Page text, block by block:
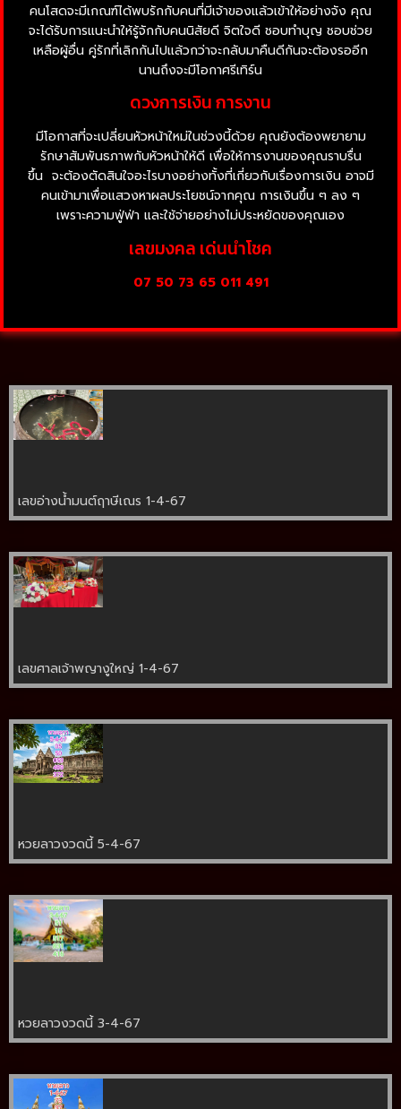
คนโสดจะมีเกณฑ์ได้พบรักกับคนที่มีเจ้าของแล้วเข้าให้อย่างจัง คุณ
จะได้รับการแนะนำให้รู้จักกับคนนิสัยดี จิตใจดี ชอบทำบุญ ชอบช่วย
เหลือผู้อื่น คู่รักที่เลิกกันไปแล้วกว่าจะกลับมาคืนดีกันจะต้องรออีก
นานถึงจะมีโอกาศรีเทิร์น
ดวงการเงิน การงาน
มีโอกาสที่จะเปลี่ยนหัวหน้าใหม่ในช่วงนี้ด้วย คุณยังต้องพยายาม
รักษาสัมพันธภาพกับหัวหน้าให้ดี เพื่อให้การงานของคุณราบรื่น
ขึ้น จะต้องตัดสินใจอะไรบางอย่างทั้งที่เกี่ยวกับเรื่องการเงิน อาจมี
คนเข้ามาเพื่อแสวงหาผลประโยชน์จากคุณ การเงินขึ้น ๆ ลง ๆ
เพราะความฟู่ฟ่า และใช้จ่ายอย่างไม่ประหยัดของคุณเอง
เลขมงคล เด่นนำโชค
07 50 73 65 011 491
เลขอ่างน้ำมนต์ฤาษีเณร 1-4-67
เลขศาลเจ้าพญางูใหญ่ 1-4-67
หวยลาวงวดนี้ 5-4-67
หวยลาวงวดนี้ 3-4-67